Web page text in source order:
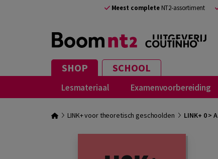
Meest completeNT2-assortiment
SHOP SCHOOL
Lesmateriaal Examenvoorbereiding
LINK+ voor theoretisch geschoolden LINK+ 0 >